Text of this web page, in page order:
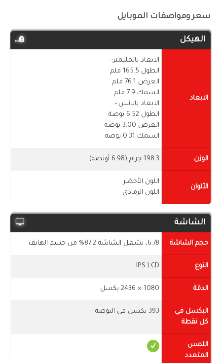
سعر ومواصفات الموبايل
الهيكل
الابعاد
الابعاد بالمليمتر:-
الطول 165.5 ملم
العرض 76.1 ملم
السمك 7.9 ملم
الابعاد بالانش:-
الطول 6.52 بوصة
العرض 3.00 بوصة
السمك 0.31 بوصة
الوزن 198.3 جرام (6.98 أونصة)
الألوان
اللون الأخضر
اللون الرمادي
الشاشة
حجم الشاشة 6.78، تشغل الشاشة 87.2% من جسم الهاتف
النوع IPS LCD
الدقة 1080 × 2436 بكسل
البكسل في
كل نقطة
393 بكسل في البوصة
اللمس
المتعدد